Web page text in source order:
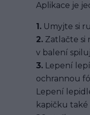
Aplikace je
1. Umyjte si
2. Zatlačte
v balení
3. Lepení
ochrannou
Lepení
kapičku